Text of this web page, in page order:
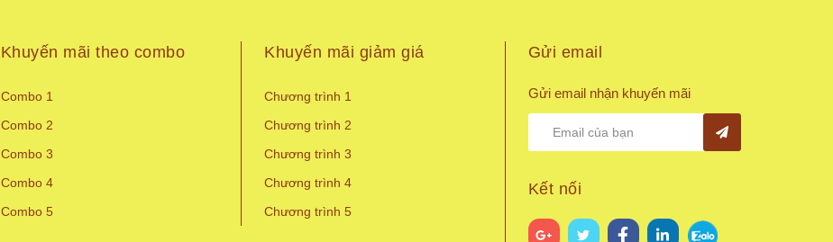
Khuyến mãi theo combo
Combo 1
Combo 2
Combo 3
Combo 4
Combo 5
Khuyến mãi giảm giá
Chương trình 1
Chương trình 2
Chương trình 3
Chương trình 4
Chương trình 5
Gửi email
Gửi email nhận khuyến mãi
Kết nối